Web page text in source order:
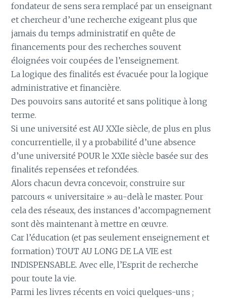
fondateur de sens sera remplacé par un enseignant
et chercheur d’une recherche exigeant plus que
jamais du temps administratif en quête de
financements pour des recherches souvent
éloignées voir coupées de l’enseignement.
La logique des finalités est évacuée pour la logique
administrative et financière.
Des pouvoirs sans autorité et sans politique à long
terme.
Si une université est AU XXIe siècle, de plus en plus
concurrentielle, il y a probabilité d’une absence
d’une université POUR le XXIe siècle basée sur des
finalités repensées et refondées.
Alors chacun devra concevoir, construire sur
parcours « universitaire » au-delà le master. Pour
cela des réseaux, des instances d’accompagnement
sont dès maintenant à mettre en œuvre.
Car l’éducation (et pas seulement enseignement et
formation) TOUT AU LONG DE LA VIE est
INDISPENSABLE. Avec elle, l’Esprit de recherche
pour toute la vie.
Parmi les livres récents en voici quelques-uns ;